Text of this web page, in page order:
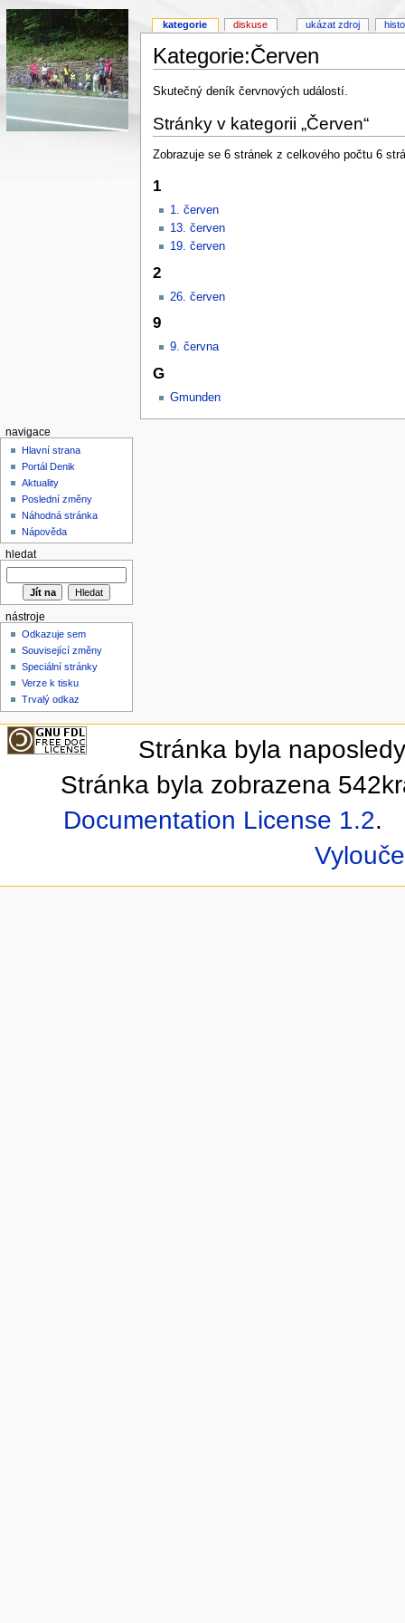
Kategorie:Červen
Skutečný deník červnových událostí.
Stránky v kategorii „Červen“
Zobrazuje se 6 stránek z celkového počtu 6
1
1. červen
13. červen
19. červen
2
26. červen
9
9. června
G
Gmunden
kategorie diskuse ukázat zdroj
navigace
Hlavní strana
Portál Denik
Aktuality
Poslední změny
Náhodná stránka
Nápověda
hledat
nástroje
Odkazuje sem
Související změny
Speciální stránky
Verze k tisku
Trvalý odkaz
Stránka byla
Stránka byla zobrazena
Documentation License 1.2.